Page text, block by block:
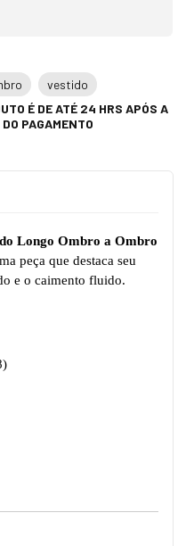
vestido
É DE ATÉ 24 HRS APÓS A
PAGAMENTO
Longo Ombro a Ombro
peça que destaca seu
e o caimento fluido.